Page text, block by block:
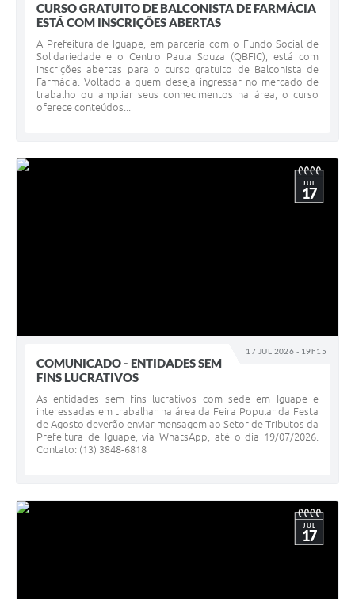
CURSO GRATUITO DE BALCONISTA DE FARMÁCIA
ESTÁ COM INSCRIÇÕES ABERTAS
A Prefeitura de Iguape, em parceria com o Fundo Social de
Solidariedade e o Centro Paula Souza (QBFIC), está com
inscrições abertas para o curso gratuito de Balconista de
Farmácia. Voltado a quem deseja ingressar no mercado de
trabalho ou ampliar seus conhecimentos na área, o curso
oferece conteúdos...
17 JUL 2026 - 19h15
JUL
17
COMUNICADO - ENTIDADES SEM
FINS LUCRATIVOS
As entidades sem fins lucrativos com sede em Iguape e
interessadas em trabalhar na área da Feira Popular da Festa
de Agosto deverão enviar mensagem ao Setor de Tributos da
Prefeitura de Iguape, via WhatsApp, até o dia 19/07/2026.
Contato: (13) 3848-6818
JUL
17